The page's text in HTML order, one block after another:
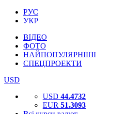
РУС
УКР
ВІДЕО
ФОТО
НАЙПОПУЛЯРНІШІ
СПЕЦПРОЕКТИ
USD
USD 44.4732
EUR 51.3093